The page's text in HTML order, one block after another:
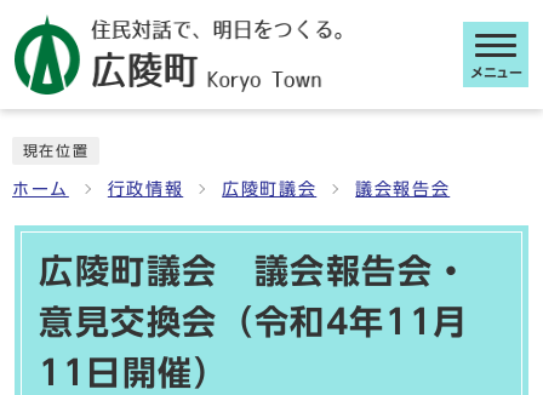
メニュー
現在位置
ホーム 行政情報 広陵町議会 議会報告会
広陵町議会 議会報告会・
意見交換会（令和4年11月
11日開催）